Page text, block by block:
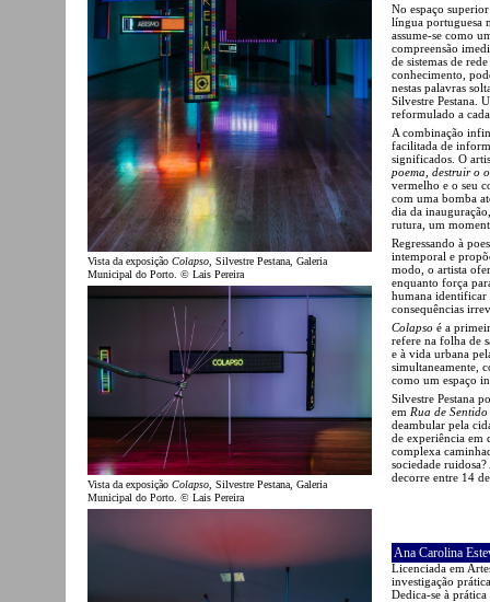
Vista da exposição Colapso , Silvestre Pestana, Galeria
Municipal do Porto. © Lais Pereira
Vista da exposição Colapso, Silvestre Pestana, Galeria
Municipal do Porto. © Lais Pereira
No espaço
língua portuguesa
assume-se como
compreensão
de sistemas de
conhecimento,
nestas palavras
Silvestre Pestana.
reformulado a
A combinação
facilitada de
significados. O
poema, destruir o
vermelho e o seu
com uma bomba
dia da
rutura, um
Regressando à
intemporal e
modo, o artista
enquanto força
humana identificar
consequências
Colapso é a
refere na folha de
e à vida urbana
simultaneamente,
como um espaço
Silvestre Pestana
em Rua de
deambular pela
de experiência em
complexa
sociedade
decorre entre 14
Ana Carolina
Licenciada em
investigação
Dedica-se à